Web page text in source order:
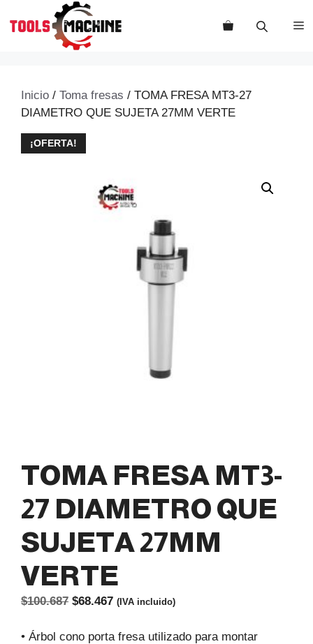
Inicio / Toma fresas / TOMA FRESA MT3-27
DIAMETRO QUE SUJETA 27MM VERTE
¡OFERTA!
TOMA FRESA MT3-
27 DIAMETRO QUE
SUJETA 27MM
VERTE
$100.687 El
original
$68.467El
actual
(IVA incluido)
• Árbol cono porta fresa utilizado para montar